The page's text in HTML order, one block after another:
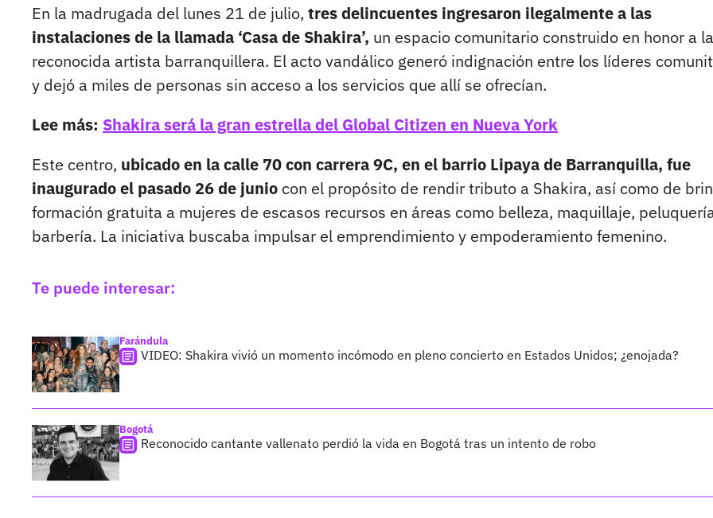
En la madrugada del lunes 21 de julio, tres delincuentes ingresaron ilegalmente a las
instalaciones de la llamada ‘Casa de Shakira’, un espacio comunitario construido en honor a la
reconocida artista barranquillera. El acto vandálico generó indignación entre los líderes
y dejó a miles de personas sin acceso a los servicios que allí se ofrecían.
Lee más: Shakira será la gran estrella del Global Citizen en Nueva York
Este centro, ubicado en la calle 70 con carrera 9C, en el barrio Lipaya de Barranquilla, fue
inaugurado el pasado 26 de junio con el propósito de rendir tributo a Shakira, así como de
formación gratuita a mujeres de escasos recursos en áreas como belleza, maquillaje,
barbería. La iniciativa buscaba impulsar el emprendimiento y empoderamiento femenino.
Te puede interesar:
Farándula
VIDEO: Shakira vivió un momento incómodo en pleno concierto en Estados Unidos; ¿enojada?
Bogotá
Reconocido cantante vallenato perdió la vida en Bogotá tras un intento de robo